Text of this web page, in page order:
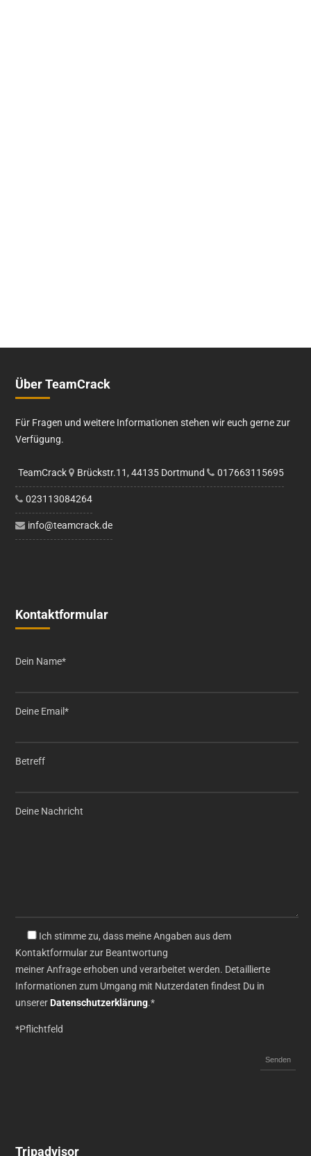
Über TeamCrack
Für Fragen und weitere Informationen stehen wir euch gerne zur
Verfügung.
TeamCrack Brückstr.11, 44135 Dortmund 017663115695
023113084264
info@teamcrack.de
Kontaktformular
Dein Name*
Deine Email*
Betreff
Deine Nachricht
Ich stimme zu, dass meine Angaben aus dem
Kontaktformular zur Beantwortung
meiner Anfrage erhoben und verarbeitet werden. Detaillierte
Informationen zum Umgang mit Nutzerdaten findest Du in
unserer Datenschutzerklärung.*
*Pflichtfeld
Tripadvisor